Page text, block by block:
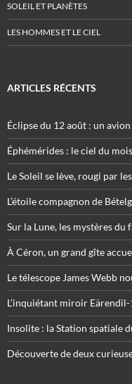
SOLEIL ET PLANÈTES
LES HOMMES ET LE CIEL
ARTICLES RÉCENTS
Éclipse du 12 août : un
Éphémérides : le ciel du
Le Soleil se lève, rougi par
L’étoile compagnon de
Sur la Lune, les mystères
À Céron, un grand gîte
Le télescope James Webb
L’inquiétant miroir
Insolite : la Station spatiale
Découverte de deux